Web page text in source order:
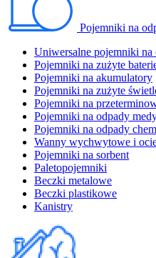
Pojemniki na
Uniwersalne pojemniki na
Pojemniki na zużyte
Pojemniki na akumulatory
Pojemniki na zużyte
Pojemniki na
Pojemniki na odpady
Pojemniki na odpady
Wanny wychwytowe i
Pojemniki na sorbent
Paletopojemniki
Beczki metalowe
Beczki plastikowe
Kanistry